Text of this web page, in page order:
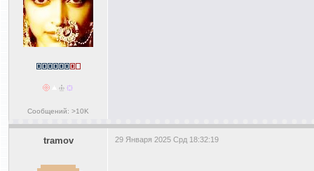
Сообщений: >10K
tramov 29 Января 2025 Срд 18:32:19